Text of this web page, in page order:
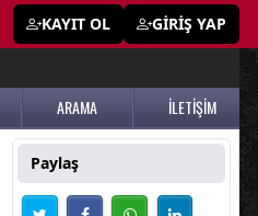
KAYIT OL GİRİŞ YAP
ARAMA İLETİŞİM
Paylaş